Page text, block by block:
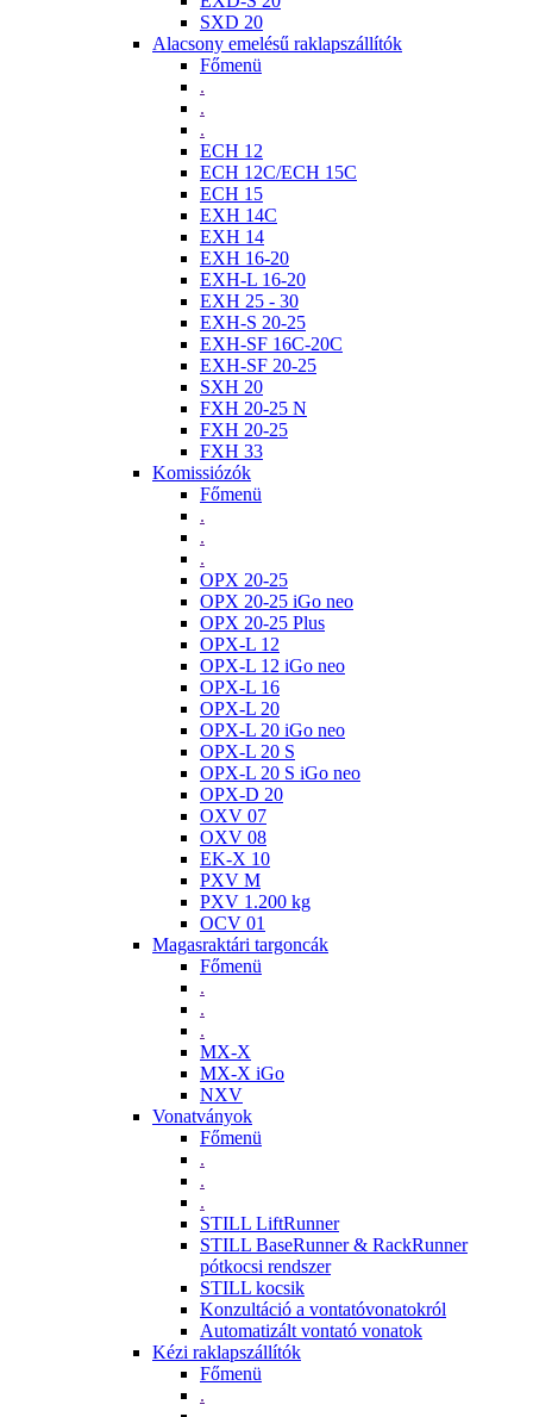
SXD 20
Alacsony emelésű raklapszállítók
Főmenü
.
.
.
ECH 12
ECH 12C/ECH 15C
ECH 15
EXH 14C
EXH 14
EXH 16-20
EXH-L 16-20
EXH 25 - 30
EXH-S 20-25
EXH-SF 16C-20C
EXH-SF 20-25
SXH 20
FXH 20-25 N
FXH 20-25
FXH 33
Komissiózók
Főmenü
.
.
.
OPX 20-25
OPX 20-25 iGo neo
OPX 20-25 Plus
OPX-L 12
OPX-L 12 iGo neo
OPX-L 16
OPX-L 20
OPX-L 20 iGo neo
OPX-L 20 S
OPX-L 20 S iGo neo
OPX-D 20
OXV 07
OXV 08
EK-X 10
PXV M
PXV 1.200 kg
OCV 01
Magasraktári targoncák
Főmenü
.
.
.
MX-X
MX-X iGo
NXV
Vonatványok
Főmenü
.
.
.
STILL LiftRunner
STILL BaseRunner & RackRunner
pótkocsi rendszer
STILL kocsik
Konzultáció a vontatóvonatokról
Automatizált vontató vonatok
Kézi raklapszállítók
Főmenü
.